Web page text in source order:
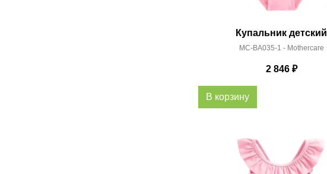
Купальник детский
MC-BA035-1 - Mothercare
2 846₽
В корзину